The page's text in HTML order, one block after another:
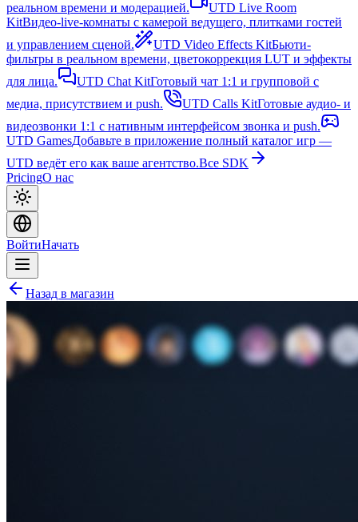
реальном времени и модерацией.
UTD Live Room
KitВидео-live-комнаты с камерой ведущего, плитками гостей
и управлением сценой.
UTD Video Effects KitБьюти-
фильтры в реальном времени, цветокоррекция LUT и эффекты
для лица.
UTD Chat KitГотовый чат 1:1 и групповой с
медиа, присутствием и push.
UTD Calls KitГотовые аудио- и
видеозвонки 1:1 с нативным интерфейсом звонка и push.
UTD GamesДобавьте в приложение полный каталог игр —
UTD ведёт его как ваше агентство.Все SDK
PricingО нас
ВойтиНачать
Назад в магазин